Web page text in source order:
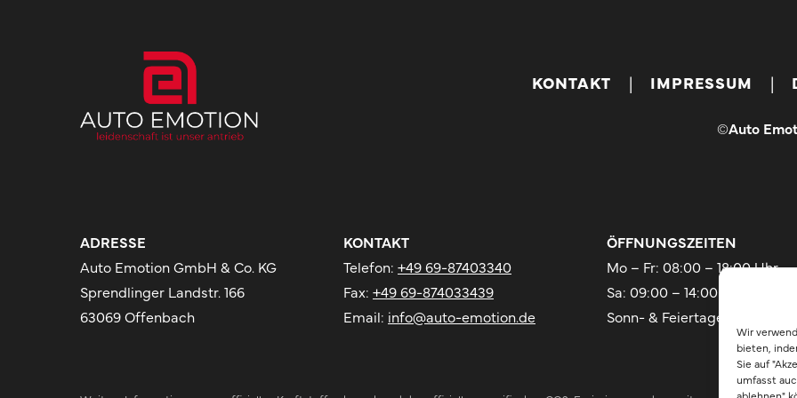
Wir
bieten,
Sie auf
umfasst
KONTAKT | IMPRESSUM |
©Auto
ADRESSE
Auto Emotion GmbH & Co. KG
Sprendlinger Landstr. 166
63069 Offenbach
KONTAKT
Telefon: +49 69-87403340
Fax: +49 69-874033439
Email: info@auto-emotion.de
ÖFFNUNGSZEITEN
Mo – Fr: 08:00 – 18:00 Uhr
Sa: 09:00 – 14:00 Uhr
Sonn- & Feiertage